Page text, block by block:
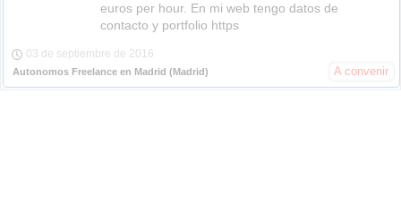
euros per hour. En mi web tengo datos de
contacto y portfolio https
03 de septiembre de 2016
Autonomos Freelance en Madrid (Madrid) A convenir